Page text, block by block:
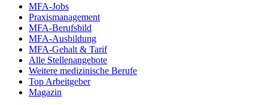
MFA-Jobs
Praxismanagement
MFA-Berufsbild
MFA-Ausbildung
MFA-Gehalt & Tarif
Alle Stellenangebote
Weitere medizinische Berufe
Top Arbeitgeber
Magazin